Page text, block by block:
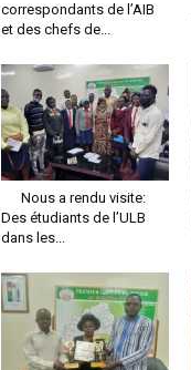
correspondants de l’AIB
et des chefs de...
Nous a rendu visite:
Des étudiants de l’ULB
dans les...